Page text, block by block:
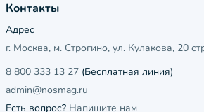
Контакты
Адрес
г. Москва, м. Строгино, ул. Кулакова, 20
8 800 333 13 27 (Бесплатная линия)
admin@nosmag.ru
Есть вопрос? Напишите нам